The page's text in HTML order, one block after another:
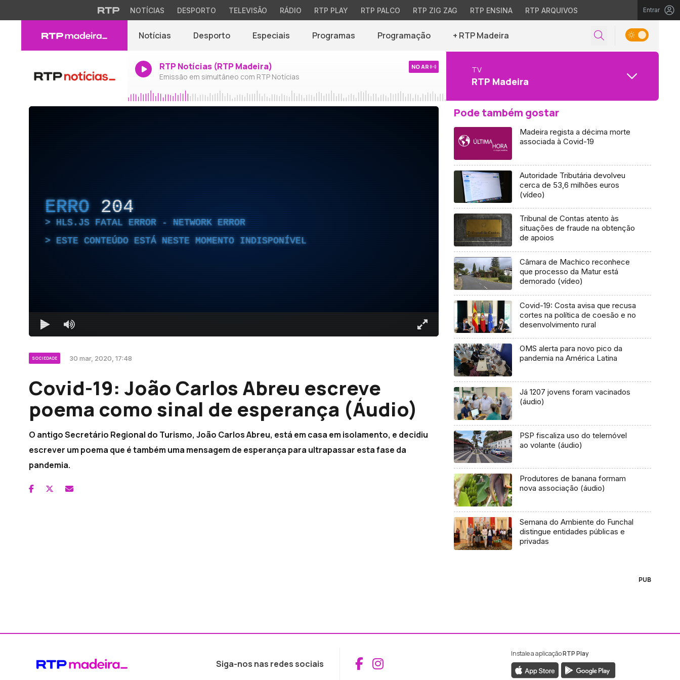
NOTÍCIAS DESPORTO TELEVISÃO RÁDIO RTP PLAY RTP PALCO RTP ZIG ZAG RTP ENSINA RTP ARQUIVOS Entrar
Notícias Desporto Especiais Programas Programação + RTP Madeira
RTP Notícias (RTP Madeira)
Emissão em simultâneo com RTP Notícias
NO AR TV
RTP Madeira
ERRO 204
HLS.JS FATAL ERROR - NETWORK ERROR
ESTE CONTEÚDO ESTÁ NESTE MOMENTO INDISPONÍVEL
SOCIEDADE 30 mar, 2020, 17:48
Covid-19: João Carlos Abreu escreve
poema como sinal de esperança (Áudio)
O antigo Secretário Regional do Turismo, João Carlos Abreu, está em casa em isolamento, e decidiu
escrever um poema que é também uma mensagem de esperança para ultrapassar esta fase da
pandemia.
Pode também gostar
Madeira regista a décima morte
associada à Covid-19
Autoridade Tributária devolveu
cerca de 53,6 milhões euros
(vídeo)
Tribunal de Contas atento às
situações de fraude na obtenção
de apoios
Câmara de Machico reconhece
que processo da Matur está
demorado (vídeo)
Covid-19: Costa avisa que recusa
cortes na política de coesão e no
desenvolvimento rural
OMS alerta para novo pico da
pandemia na América Latina
Já 1207 jovens foram vacinados
(áudio)
PSP fiscaliza uso do telemóvel
ao volante (áudio)
Produtores de banana formam
nova associação (áudio)
Semana do Ambiente do Funchal
distingue entidades públicas e
privadas
PUB
Siga-nos nas redes sociais Aceder ao Facebook da RTP Madeira
Aceder ao Instagram da RTP Madeira
Instale a aplicaçãoRTP Play